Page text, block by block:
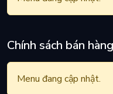
Chính sách bán hàng
Menu đang cập nhật.